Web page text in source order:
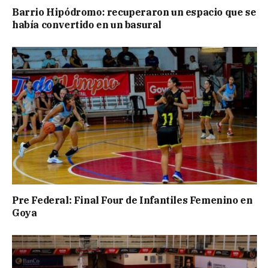
Barrio Hipódromo: recuperaron un espacio que se
había convertido en un basural
Pre Federal: Final Four de Infantiles Femenino en
Goya